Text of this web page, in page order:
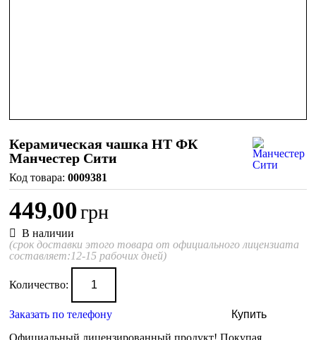
Керамическая чашка HT ФК
Манчестер Сити
0009381
449,00грн
В наличии
(срок доставки этого товара от официального лицензиата
составляет:12-15 рабочих дней)
Количество:
Заказать по телефону
Купить
Официальный лицензированный продукт!Покупая